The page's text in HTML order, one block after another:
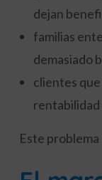
dejan
familias
demasiado
clientes
rentabilidad
Este problema